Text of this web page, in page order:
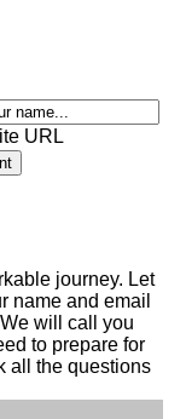
URL
journey. Let
name and email
will call you
to prepare for
all the questions